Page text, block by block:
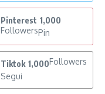
Pinterest 1,000
FollowersPin
Tiktok 1,000Followers
Segui